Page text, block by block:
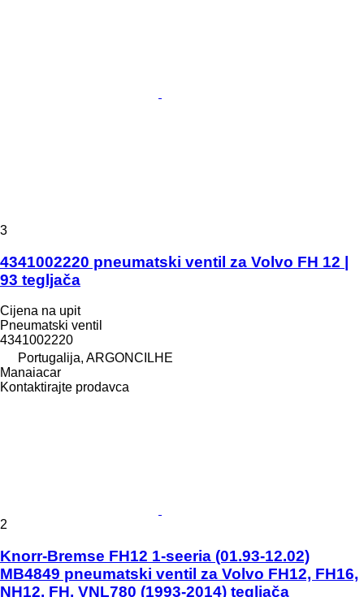
3
4341002220 pneumatski ventil za Volvo FH 12 |
93 tegljača
Cijena na upit
Pneumatski ventil
4341002220
Portugalija, ARGONCILHE
Manaiacar
Kontaktirajte prodavca
2
Knorr-Bremse FH12 1-seeria (01.93-12.02)
MB4849 pneumatski ventil za Volvo FH12, FH16,
NH12, FH, VNL780 (1993-2014) tegljača